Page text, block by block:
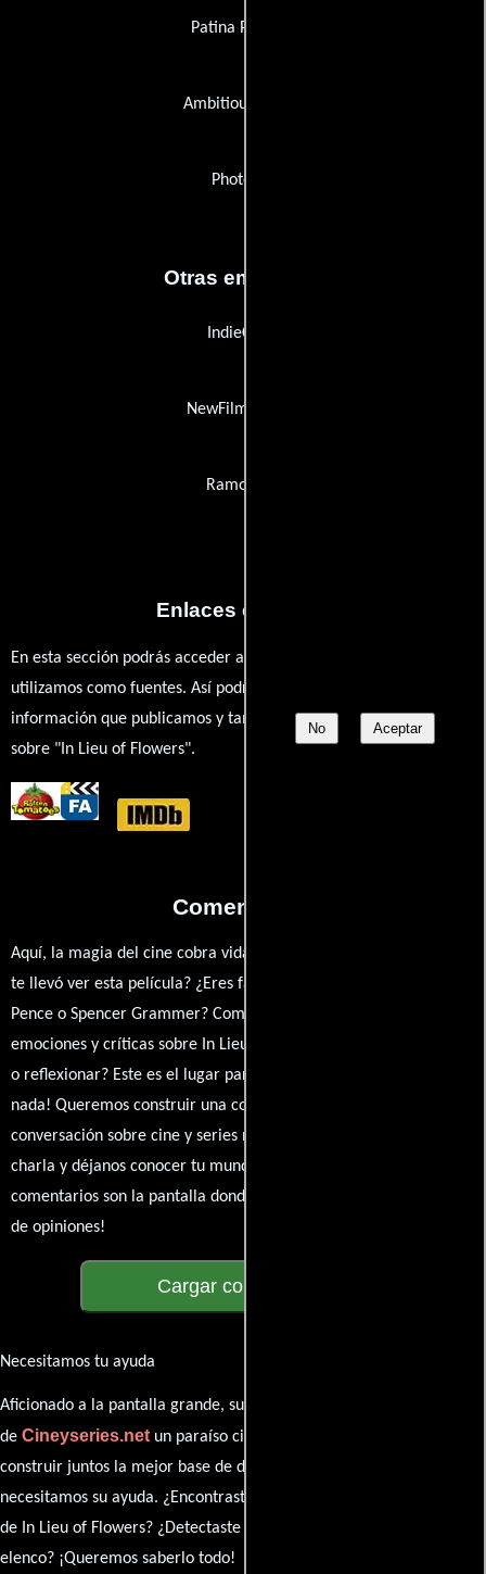
No Aceptar
Patina Pictures
Ambitious Media
PhotonSF
Otras empresas
IndieClear
NewFilmmakers
Ramo Law
Enlaces externos
En esta sección podrás acceder a los recursos externos que
utilizamos como fuentes. Así podrás chequear toda la
información que publicamos y también ampliar tu conocimiento
sobre "In Lieu of Flowers".
Comentarios
Aquí, la magia del cine cobra vida a través de tus opiniones. ¿Qué
te llevó ver esta película? ¿Eres fan de William Savage, Josh
Pence o Spencer Grammer? Comparte tus pensamientos,
emociones y críticas sobre In Lieu of Flowers. ¿Te hizo reír, llorar
o reflexionar? Este es el lugar para expresarlo. ¡No te guardes
nada! Queremos construir una comunidad apasionada donde la
conversación sobre cine y series nunca se detenga. Únete a la
charla y déjanos conocer tu mundo cinematográfico. ¡Los
comentarios son la pantalla donde se proyecta nuestra diversidad
de opiniones!
Cargar comentarios
Necesitamos tu ayuda
Aficionado a la pantalla grande, su participación es clave para hacer
de Cineyseries.netun paraíso cinéfilo completo. Queremos
construir juntos la mejor base de datos cinematográfica, pero
necesitamos su ayuda. ¿Encontraste algún dato faltante en la ficha
de In Lieu of Flowers? ¿Detectaste algún error en la sinopsis o el
elenco? ¡Queremos saberlo todo!